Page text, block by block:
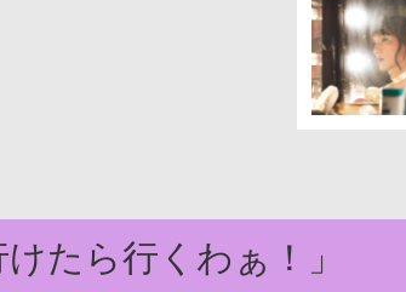
たら行くわぁ！」